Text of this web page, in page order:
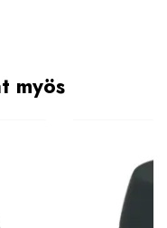
myös